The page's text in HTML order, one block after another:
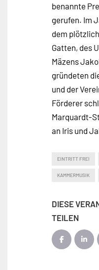
benannte
gerufen. Im
dem
Gatten, des
Mäzens
gründeten
und der
Förderer
Marquardt-
an Iris und
EINTRITT FREI
KAMMERMUSIK
DIESE
TEILEN